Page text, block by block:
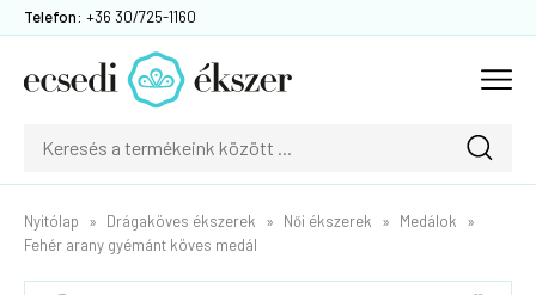
Telefon: +36 30/725-1160
Nyitólap Drágaköves ékszerek Női ékszerek
Medálok
Fehér arany gyémánt köves medál